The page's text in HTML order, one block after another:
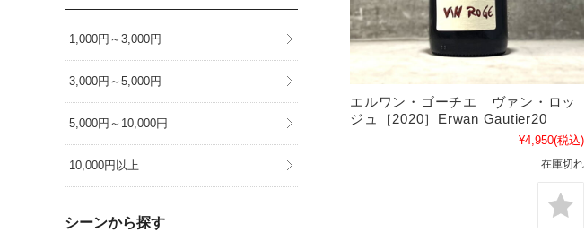
エルワン・ゴーチエ ヴァン・ロッ
ジュ［2020］Erwan Gautier20
¥4,950(税込)
在庫切れ
1,000円～3,000円
3,000円～5,000円
5,000円～10,000円
10,000円以上
シーンから探す